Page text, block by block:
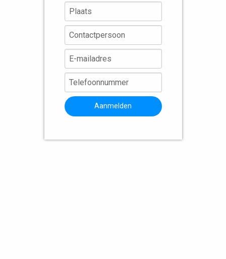
Aanmelden